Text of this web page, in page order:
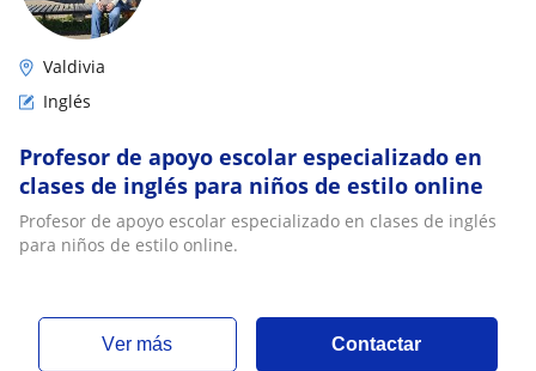
Valdivia
Inglés
Profesor de apoyo escolar especializado en
clases de inglés para niños de estilo online
Profesor de apoyo escolar especializado en clases de inglés
para niños de estilo online.
ver más Contactar